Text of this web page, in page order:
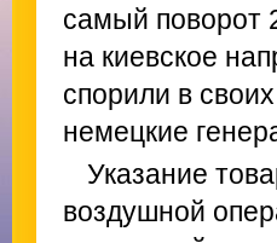
самый поворот
на киевское
спорили в
немецкие
Указание
воздушной